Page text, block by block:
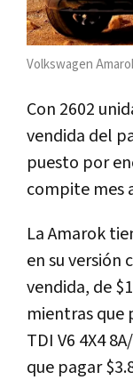
Volkswagen
Con 2602
vendida del
puesto por
compite mes
La Amarok
en su versión
vendida, de
mientras que
TDI V6 4X4
que pagar